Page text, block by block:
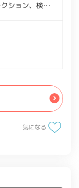
ション、検証
導入における
発生するの
進行管理（実
ームにて実施）
気になる